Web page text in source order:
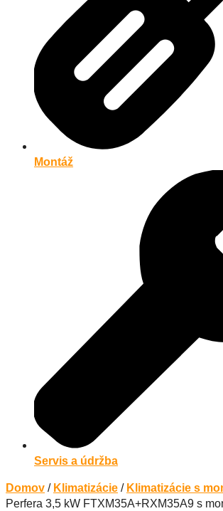
Montáž
Servis a údržba
Domov / Klimatizácie / Klimatizácie s
Perfera 3,5 kW FTXM35A+RXM35A9 s